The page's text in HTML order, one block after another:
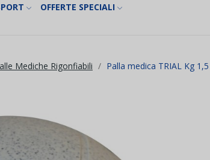
OFFERTE SPECIALI
Mediche Rigonfiabili Palla medica TRIAL Kg